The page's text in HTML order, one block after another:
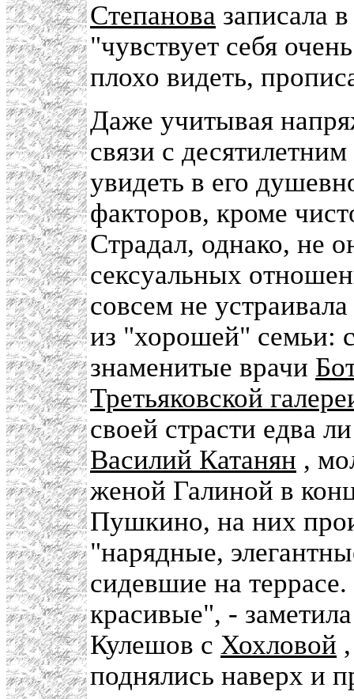
Степанова записала
"чувствует себя
плохо видеть,
Даже учитывая
связи с
увидеть в его
факторов, кроме
Страдал, однако, не
сексуальных
совсем не устраивала
из "хорошей" семьи:
знаменитые врачи
Третьяковской
своей страсти едва
Василий Катанян ,
женой Галиной в
Пушкино, на них
"нарядные,
сидевшие на
красивые", -
Кулешов с Хохловой
поднялись наверх и